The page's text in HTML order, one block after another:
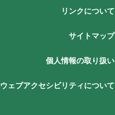
リンクについて
サイトマップ
個人情報の取り扱い
ウェブアクセシビリティについて